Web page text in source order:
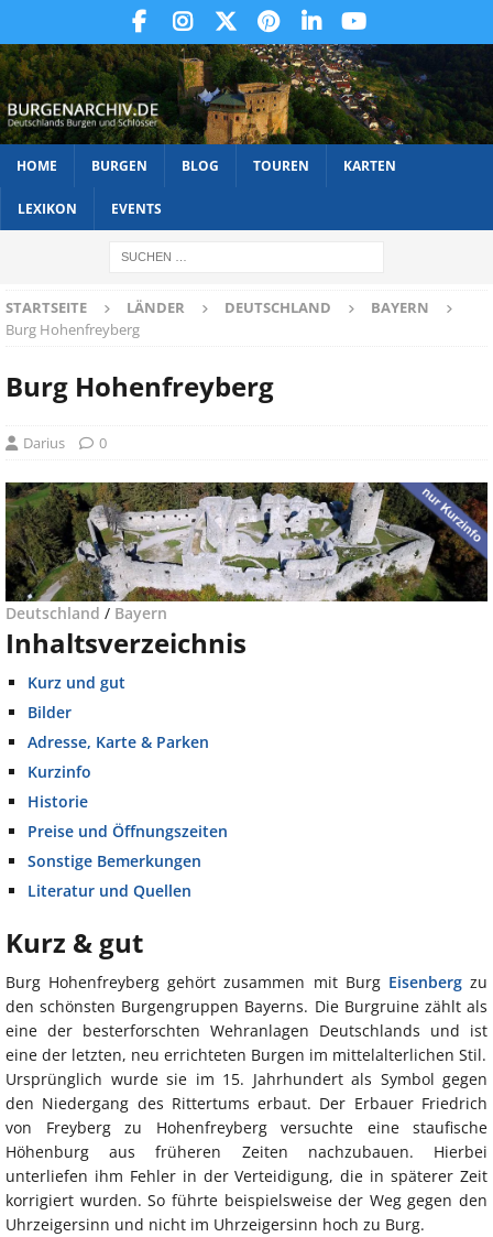
HOME BURGEN BLOG TOUREN KARTEN
LEXIKON EVENTS
STARTSEITE LÄNDER DEUTSCHLAND
BAYERN
Burg Hohenfreyberg
Burg Hohenfreyberg
Darius 0
Deutschland / Bayern
Inhaltsverzeichnis
Kurz und gut
Bilder
Adresse, Karte & Parken
Kurzinfo
Historie
Preise und Öffnungszeiten
Sonstige Bemerkungen
Literatur und Quellen
Kurz & gut
Burg Hohenfreyberg gehört zusammen mit Burg Eisenbergzu
den schönsten Burgengruppen Bayerns. Die Burgruine zählt als
eine der besterforschten Wehranlagen Deutschlands und ist
eine der letzten, neu errichteten Burgen im mittelalterlichen Stil.
Ursprünglich wurde sie im 15. Jahrhundert als Symbol gegen
den Niedergang des Rittertums erbaut. Der Erbauer Friedrich
von Freyberg zu Hohenfreyberg versuchte eine staufische
Höhenburg aus früheren Zeiten nachzubauen. Hierbei
unterliefen ihm Fehler in der Verteidigung, die in späterer Zeit
korrigiert wurden. So führte beispielsweise der Weg gegen den
Uhrzeigersinn und nicht im Uhrzeigersinn hoch zu Burg.